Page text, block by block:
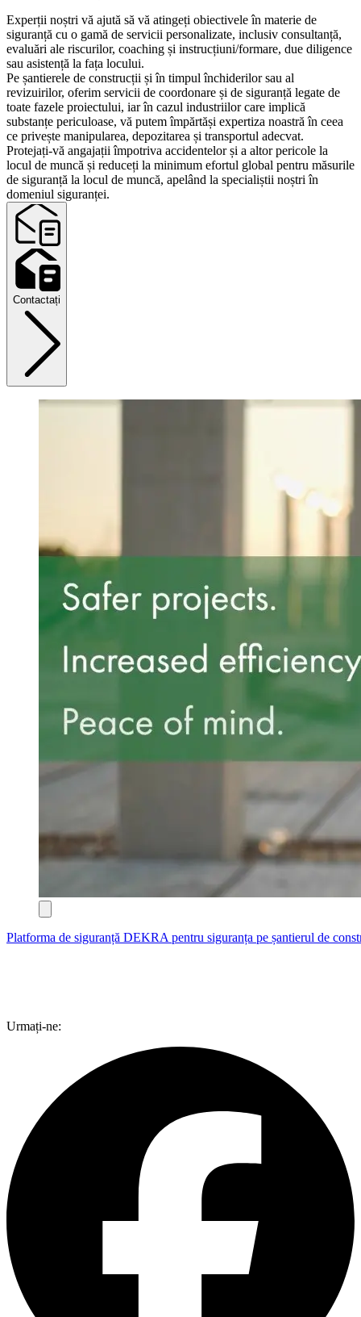
Experții noștri vă ajută să vă atingeți obiectivele în materie de
siguranță cu o gamă de servicii personalizate, inclusiv consultanță,
evaluări ale riscurilor, coaching și instrucțiuni/formare, due diligence
sau asistență la fața locului.
Pe șantierele de construcții și în timpul închiderilor sau al
revizuirilor, oferim servicii de coordonare și de siguranță legate de
toate fazele proiectului, iar în cazul industriilor care implică
substanțe periculoase, vă putem împărtăși expertiza noastră în ceea
ce privește manipularea, depozitarea și transportul adecvat.
Protejați-vă angajații împotriva accidentelor și a altor pericole la
locul de muncă și reduceți la minimum efortul global pentru măsurile
de siguranță la locul de muncă, apelând la specialiștii noștri în
domeniul siguranței.
Contactați
Platforma de siguranță DEKRA pentru siguranța pe șantierul de
Urmați-ne: